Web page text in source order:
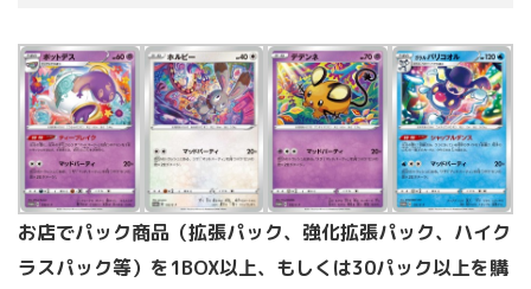
お店でパック商品（拡張パック、強化拡張パック、ハイク
ラスパック等）を1BOX以上、もしくは30パック以上を購